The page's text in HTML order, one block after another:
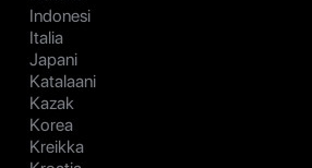
Indonesi
Italia
Japani
Katalaani
Kazak
Korea
Kreikka